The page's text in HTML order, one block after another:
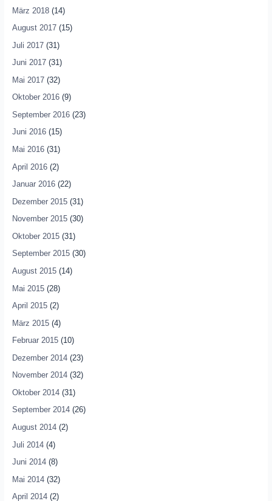
März 2018(14)
August 2017(15)
Juli 2017(31)
Juni 2017(31)
Mai 2017(32)
Oktober 2016(9)
September 2016(23)
Juni 2016(15)
Mai 2016(31)
April 2016(2)
Januar 2016(22)
Dezember 2015(31)
November 2015(30)
Oktober 2015(31)
September 2015(30)
August 2015(14)
Mai 2015(28)
April 2015(2)
März 2015(4)
Februar 2015(10)
Dezember 2014(23)
November 2014(32)
Oktober 2014(31)
September 2014(26)
August 2014(2)
Juli 2014(4)
Juni 2014(8)
Mai 2014(32)
April 2014(2)